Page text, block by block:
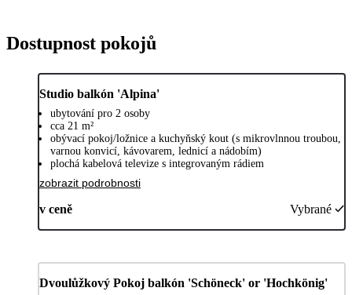
Dostupnost pokojů
Studio balkón 'Alpina'
ubytování pro 2 osoby
cca 21 m²
obývací pokoj/ložnice a kuchyňský kout (s mikrovlnnou troubou,
varnou konvicí, kávovarem, lednicí a nádobím)
plochá kabelová televize s integrovaným rádiem
zobrazit podrobnosti
v ceně Vybrané
Dvoulůžkový Pokoj balkón 'Schöneck' or 'Hochkönig'